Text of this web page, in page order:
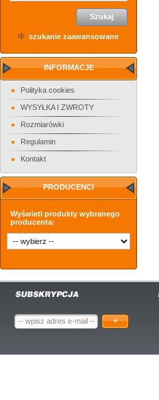
Szukaj
szukanie zaawansowane
INFORMACJE
Polityka cookies
WYSYŁKA I ZWROTY
Rozmiarówki
Regulamin
Kontakt
PRODUCENCI
Wyświetl produkty wybranego
producenta:
+